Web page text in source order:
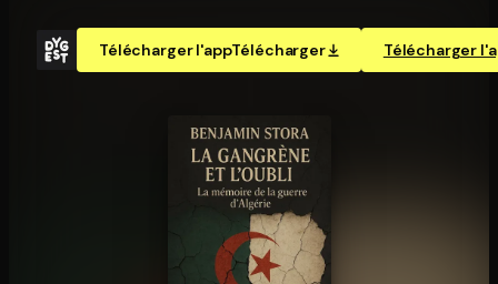
Télécharger l'appTélécharger Télécharger